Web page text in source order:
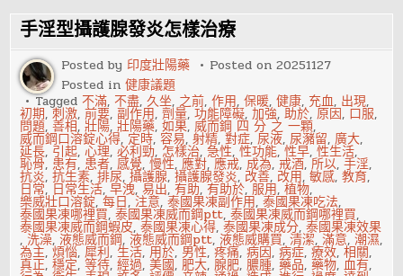
維
它
命
B
群
攝
取
方
法
手淫型攝護腺發炎怎樣治療
Posted by 印度壯陽藥 Posted on20251127
Posted in健康議題
Tagged不滿,不盡,久坐, 之前,作用,保暖,健康, 充血, 出現,
初期,刺激,前要,副作用,劑量,功能障礙,加強,助於,原因, 口服,
問題,善相,壯陽,壯陽藥,如果,威而鋼 四 分 之 一顆,
威而鋼口溶錠心得, 定時,容易,射精,對症,尿液,尿瀦留,廣大,
延長, 引起,心理,必利勁, 怎樣治,急性,性功能,性早,性生活,
恥骨, 患有, 患者,感覺,慢性,應對,應戒, 成為,戒酒,所以,手淫,
抗炎,抗生素,排尿,攝護腺,攝護腺發炎, 改善, 改用,敏感,教育,
日常, 日常生活,早洩,易出,有助,有助於,服用,植物,
樂威壯口溶錠,每日, 注意,泰國果凍副作用,泰國果凍吃法,
泰國果凍哪裡買,泰國果凍威而鋼ptt,泰國果凍威而鋼哪裡買,
泰國果凍威而鋼蝦皮,泰國果凍心得,泰國果凍成分,泰國果凍效果
, 洗澡,液態威而鋼,液態威而鋼ptt,液態威購買,清潔,滿意,潮濕,
為主,煩惱,犀利,生活,用於, 男性,疼痛,病因,病症,療效,相關,
真正,穩定,等待,經過,美國,肥大,腺肥,膿腫,藥品,藥物,血有,